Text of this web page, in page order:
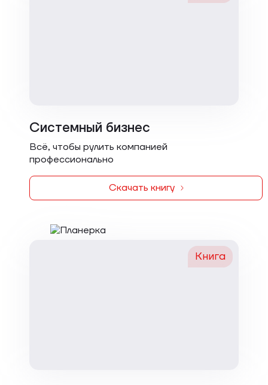
Системный бизнес
Всё, чтобы рулить компанией
профессионально
Скачать книгу
Книга